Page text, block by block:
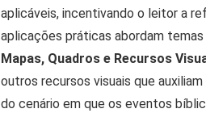
aplicáveis, incentivando o leitor a
aplicações práticas abordam
Mapas, Quadros e Recursos
outros recursos visuais que
do cenário em que os eventos